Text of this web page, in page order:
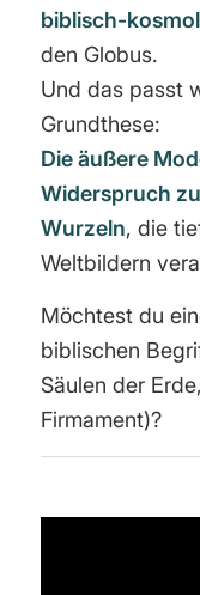
biblisch-
den Globus.
Und das passt
Grundthese:
Die äußere
Widerspruch
Wurzeln, die
Weltbildern
Möchtest du
biblischen
Säulen der
Firmament)?